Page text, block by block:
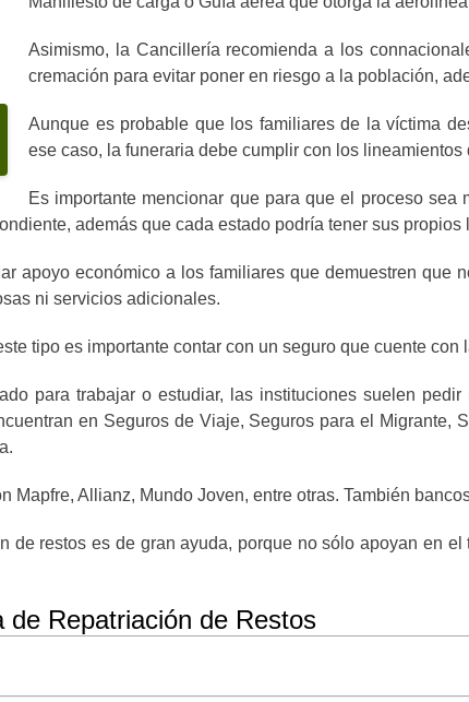
Asimismo, la Cancillería recomienda a los
cremación para evitar poner en riesgo a la población,
Aunque es probable que los familiares de la víctima
ese caso, la funeraria debe cumplir con los
Es importante mencionar que para que el proceso
además que cada estado podría tener sus propios
apoyo económico a los familiares que demuestren que
ni servicios adicionales.
tipo es importante contar con un seguro que cuente con
para trabajar o estudiar, las instituciones suelen
en Seguros de Viaje, Seguros para el Migrante,
Mapfre, Allianz, Mundo Joven, entre otras. También
de restos es de gran ayuda, porque no sólo apoyan en
Repatriación de Restos